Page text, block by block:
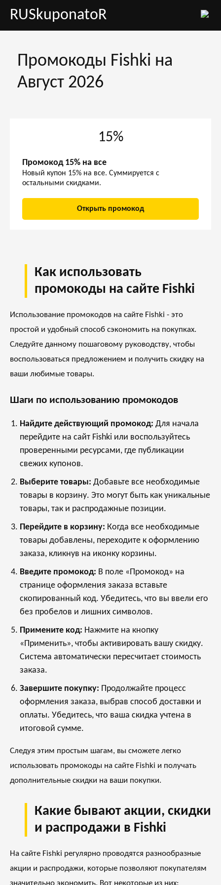
RUSkuponatoR
Промокоды Fishki на
Август 2026
15%
Промокод 15% на все
Новый купон 15% на все. Суммируется с
остальными скидками.
Открыть промокод
Как использовать
промокоды на сайте Fishki
Использование промокодов на сайте Fishki - это
простой и удобный способ сэкономить на покупках.
Следуйте данному пошаговому руководству, чтобы
воспользоваться предложением и получить скидку на
ваши любимые товары.
Шаги по использованию промокодов
Найдите действующий промокод: Для начала
перейдите на сайт Fishki или воспользуйтесь
проверенными ресурсами, где публикации
свежих купонов.
Выберите товары: Добавьте все необходимые
товары в корзину. Это могут быть как уникальные
товары, так и распродажные позиции.
Перейдите в корзину: Когда все необходимые
товары добавлены, переходите к оформлению
заказа, кликнув на иконку корзины.
Введите промокод: В поле «Промокод» на
странице оформления заказа вставьте
скопированный код. Убедитесь, что вы ввели его
без пробелов и лишних символов.
Примените код: Нажмите на кнопку
«Применить», чтобы активировать вашу скидку.
Система автоматически пересчитает стоимость
заказа.
Завершите покупку: Продолжайте процесс
оформления заказа, выбрав способ доставки и
оплаты. Убедитесь, что ваша скидка учтена в
итоговой сумме.
Следуя этим простым шагам, вы сможете легко
использовать промокоды на сайте Fishki и получать
дополнительные скидки на ваши покупки.
Какие бывают акции, скидки
и распродажи в Fishki
На сайте Fishki регулярно проводятся разнообразные
акции и распродажи, которые позволяют покупателям
значительно экономить. Вот некоторые из них: